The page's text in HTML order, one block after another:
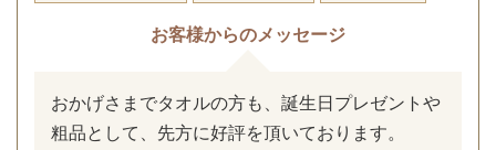
お客様からのメッセージ
おかげさまでタオルの方も、 誕生日プレゼントや
粗品として、先方に好評を頂いております。